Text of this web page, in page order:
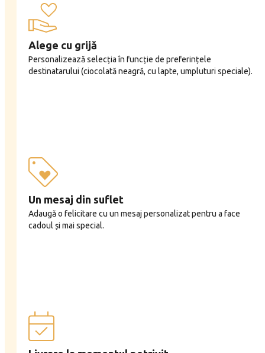
Alege cu grijă
Personalizează selecția în funcție de preferințele
destinatarului (ciocolată neagră, cu lapte, umpluturi speciale).
Un mesaj din suflet
Adaugă o felicitare cu un mesaj personalizat pentru a face
cadoul și mai special.